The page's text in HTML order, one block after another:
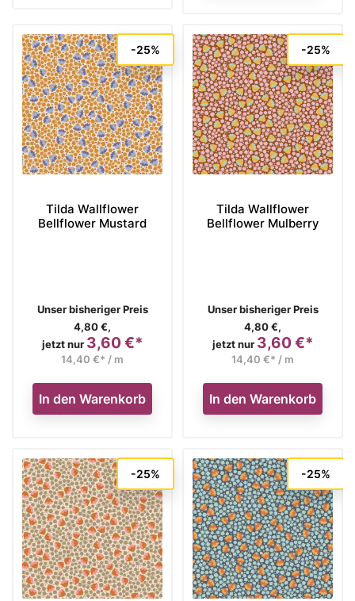
Tilda Wallflower
Bellflower Mustard
Verkaufspreis
Unser bisheriger Preis
4,80 €,
jetzt nur
-25%
Preis
3,60 €*
14,40 €* / m
In den Warenkorb
Tilda Wallflower
Bellflower Mulberry
Verkaufspreis
Unser bisheriger Preis
4,80 €,
jetzt nur
-25%
Preis
3,60 €*
14,40 €* / m
In den Warenkorb
-25% -25%